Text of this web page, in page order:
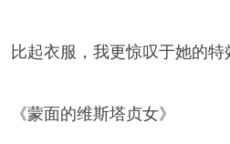
比起衣服，我更惊叹于她的特
《蒙面的维斯塔贞女》